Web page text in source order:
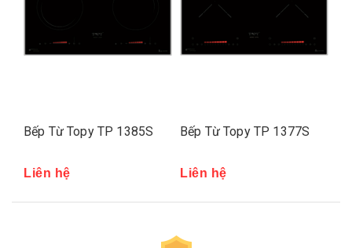
Bếp Từ Topy TP 1385S
Liên hệ
Bếp Từ Topy TP 1377S
Liên hệ